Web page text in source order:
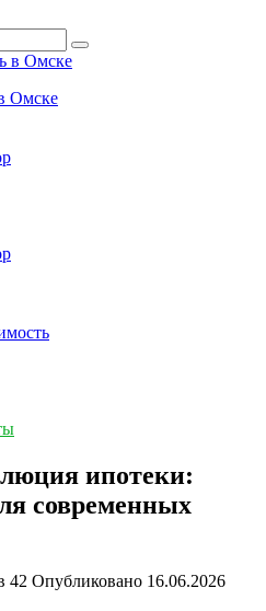
Омске
ипотеки:
современных
42 Опубликовано 16.06.2026